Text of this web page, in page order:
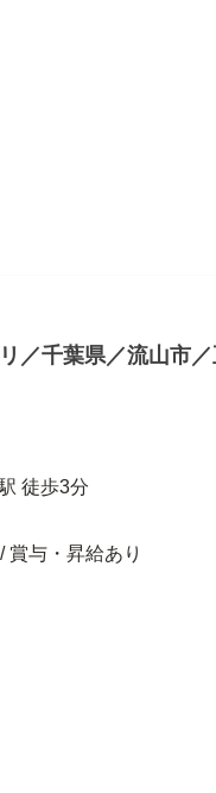
／千葉県／流山市
徒歩3分
賞与・昇給あり